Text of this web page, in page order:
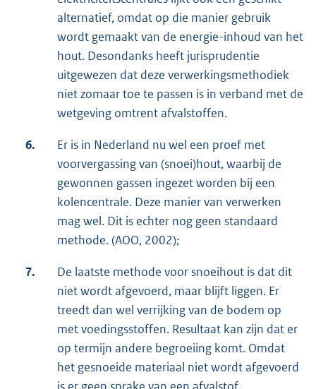
alternatief, omdat op die manier gebruik
wordt gemaakt van de energie-inhoud van het
hout. Desondanks heeft jurisprudentie
uitgewezen dat deze verwerkingsmethodiek
niet zomaar toe te passen is in verband met de
wetgeving omtrent afvalstoffen.
6.
Er is in Nederland nu wel een proef met
voorvergassing van (snoei)hout, waarbij de
gewonnen gassen ingezet worden bij een
kolencentrale. Deze manier van verwerken
mag wel. Dit is echter nog geen standaard
methode. (AOO, 2002);
7.
De laatste methode voor snoeihout is dat dit
niet wordt afgevoerd, maar blijft liggen. Er
treedt dan wel verrijking van de bodem op
met voedingsstoffen. Resultaat kan zijn dat er
op termijn andere begroeiing komt. Omdat
het gesnoeide materiaal niet wordt afgevoerd